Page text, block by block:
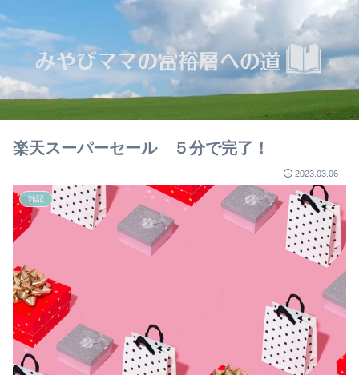
楽天スーパーセール ５分で完了！
2023.03.06
雑記